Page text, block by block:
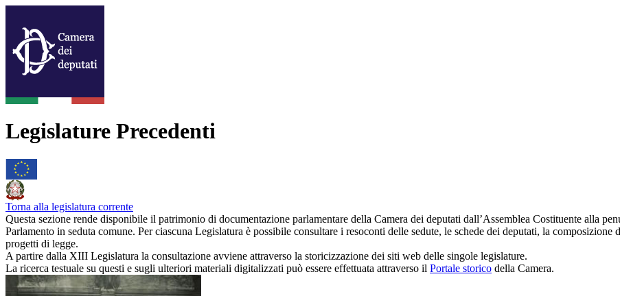
Legislature Precedenti
Torna alla legislatura corrente
Questa sezione rende disponibile il patrimonio di documentazione parlamentare della Camera dei deputati dall’Assemblea Costituente alla
Parlamento in seduta comune. Per ciascuna Legislatura è possibile consultare i resoconti delle sedute, le schede dei deputati, la
progetti di legge.
A partire dalla XIII Legislatura la consultazione avviene attraverso la storicizzazione dei siti web delle singole legislature.
La ricerca testuale su questi e sugli ulteriori materiali digitalizzati può essere effettuata attraverso il Portale storico della Camera.